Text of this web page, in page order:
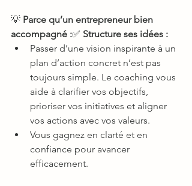
💡 Parce qu’un entrepreneur bien
accompagné :✅ Structure ses idées :
Passer d’une vision inspirante à un
plan d’action concret n’est pas
toujours simple. Le coaching vous
aide à clarifier vos objectifs,
prioriser vos initiatives et aligner
vos actions avec vos valeurs.
Vous gagnez en clarté et en
confiance pour avancer
efficacement.